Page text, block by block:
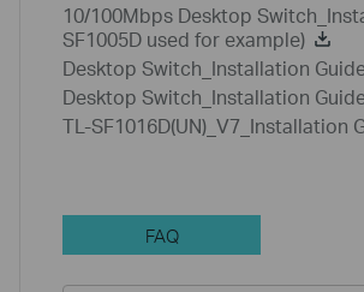
10/100Mbps Desktop
SF1005D used for example)
Desktop Switch_Installation
Desktop Switch_Installation
TL-SF1016D(UN)_V7_Installation
FAQ